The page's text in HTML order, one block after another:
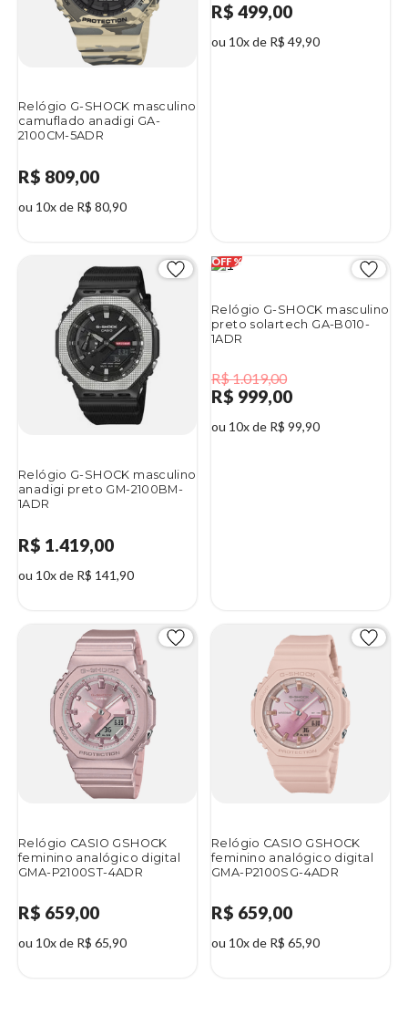
Relógio G-SHOCK masculino
camuflado anadigi GA-
2100CM-5ADR
R$ 809,00
ou 10x de R$ 80,90
R$ 499,00
ou 10x de R$ 49,90
Relógio G-SHOCK masculino
anadigi preto GM-2100BM-
1ADR
R$ 1.419,00
ou 10x de R$ 141,90
Relógio G-SHOCK masculino
preto solartech GA-B010-
1ADR
R$ 1.019,00
R$ 999,00
ou 10x de R$ 99,90
Relógio CASIO GSHOCK
feminino analógico digital
GMA-P2100ST-4ADR
R$ 659,00
ou 10x de R$ 65,90
Relógio CASIO GSHOCK
feminino analógico digital
GMA-P2100SG-4ADR
R$ 659,00
ou 10x de R$ 65,90